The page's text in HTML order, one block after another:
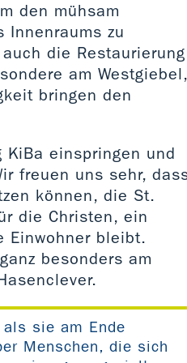
den mühsam
Innenraums zu
die Restaurierung
am Westgiebel,
bringen den
einspringen und
freuen uns sehr,
können, die St.
die Christen, ein
Einwohner bleibt.
besonders am
sie am Ende
Menschen, die sich